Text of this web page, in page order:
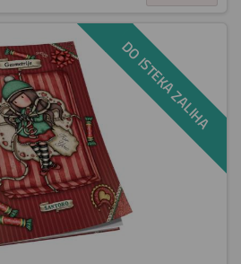
DO ISTEKA ZALIHA